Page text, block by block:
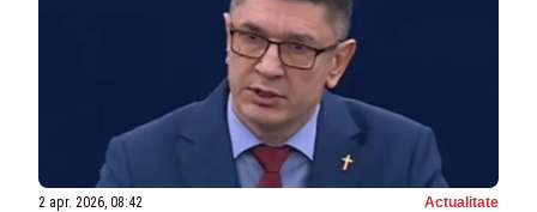
2 apr. 2026, 08:42 Actualitate